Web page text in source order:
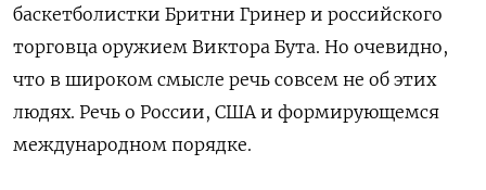
баскетболистки Бритни Гринер и российского
торговца оружием Виктора Бута. Но очевидно,
что в широком смысле речь совсем не об этих
людях. Речь о России, США и формирующемся
международном порядке.